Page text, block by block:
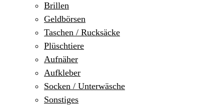
Brillen
Geldbörsen
Taschen / Rucksäcke
Plüschtiere
Aufnäher
Aufkleber
Socken / Unterwäsche
Sonstiges